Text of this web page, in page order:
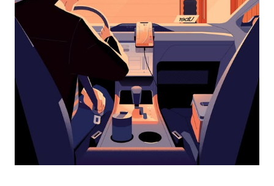
date.
Press
the
escape
button
the
calendar.